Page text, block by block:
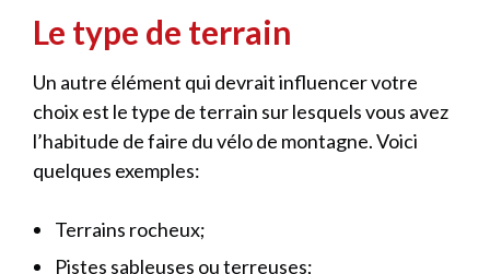
Le type de terrain
Un autre élément qui devrait influencer votre
choix est le type de terrain sur lesquels vous avez
l’habitude de faire du vélo de montagne. Voici
quelques exemples:
Terrains rocheux;
Pistes sableuses ou terreuses;